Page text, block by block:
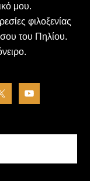
μου.
φιλοξενίας
του Πηλίου.